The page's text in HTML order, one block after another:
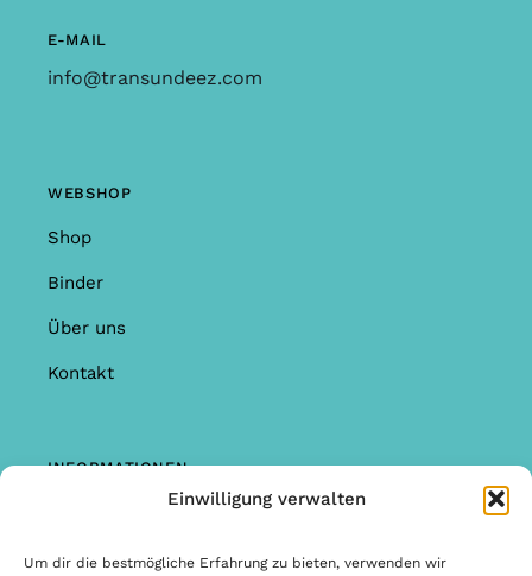
Einwilligung verwalten
Um dir die bestmögliche Erfahrung zu bieten, verwenden wir
E-MAIL
info@transundeez.com
WEBSHOP
Shop
Binder
Über uns
Kontakt
INFORMATIONEN
Garantie & Reklamationen